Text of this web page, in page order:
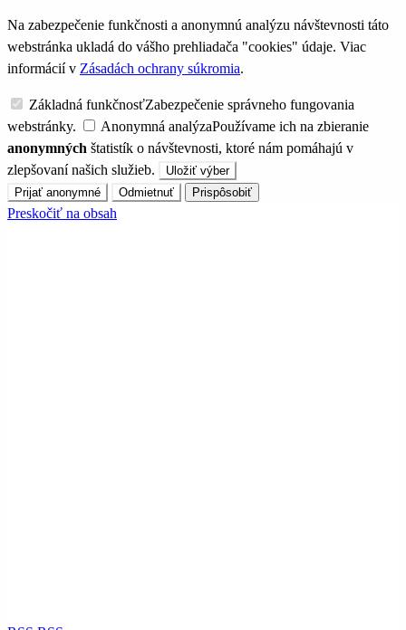
Na zabezpečenie funkčnosti a anonymnú analýzu návštevnosti táto
webstránka ukladá do vášho prehliadača "cookies" údaje. Viac
informácií v Zásadách ochrany súkromia.
Základná funkčnosťZabezpečenie správneho fungovania
webstránky.
Anonymná analýzaPoužívame ich na zbieranie
anonymných štatistík o návštevnosti, ktoré nám pomáhajú v
zlepšovaní našich služieb.
Uložiť výber
Prijať anonymné
Odmietnuť Prispôsobiť
Preskočiť na obsah